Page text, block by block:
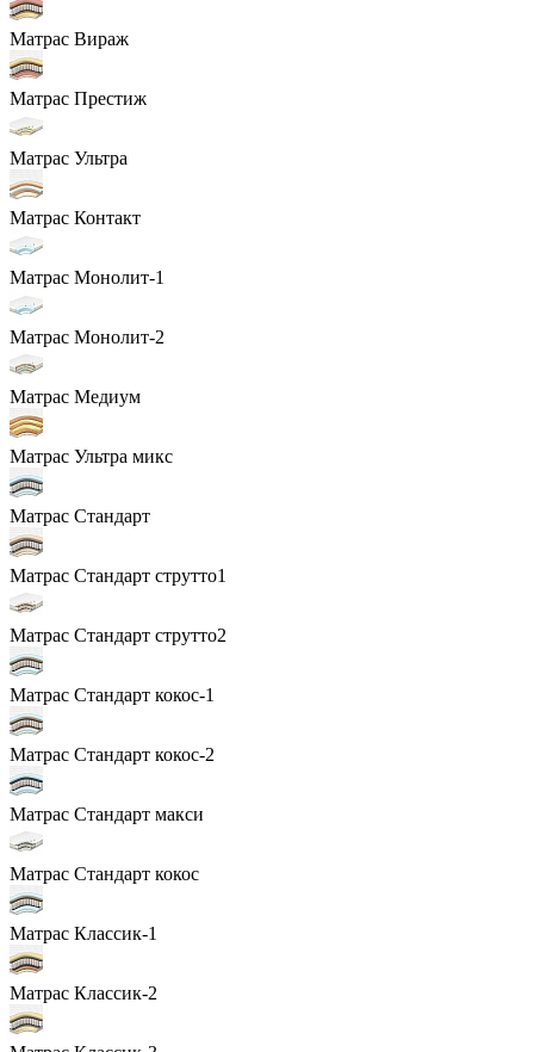
Матрас Вираж
Матрас Престиж
Матрас Ультра
Матрас Контакт
Матрас Монолит-1
Матрас Монолит-2
Матрас Медиум
Матрас Ультра микс
Матрас Стандарт
Матрас Стандарт струтто1
Матрас Стандарт струтто2
Матрас Стандарт кокос-1
Матрас Стандарт кокос-2
Матрас Стандарт макси
Матрас Стандарт кокос
Матрас Классик-1
Матрас Классик-2